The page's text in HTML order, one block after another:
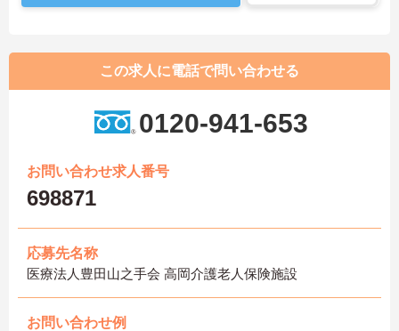
この求人に電話で問い合わせる
0120-941-653
お問い合わせ求人番号
698871
応募先名称
医療法人豊田山之手会 高岡介護老人保険施設
お問い合わせ例